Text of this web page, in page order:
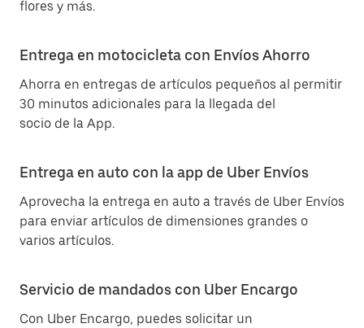
flores y más.
Entrega en motocicleta con Envíos Ahorro
Ahorra en entregas de artículos pequeños al permitir
30 minutos adicionales para la llegada del
socio de la App.
Entrega en auto con la app de Uber Envíos
Aprovecha la entrega en auto a través de Uber Envíos
para enviar artículos de dimensiones grandes o
varios artículos.
Servicio de mandados con Uber Encargo
Con Uber Encargo, puedes solicitar un